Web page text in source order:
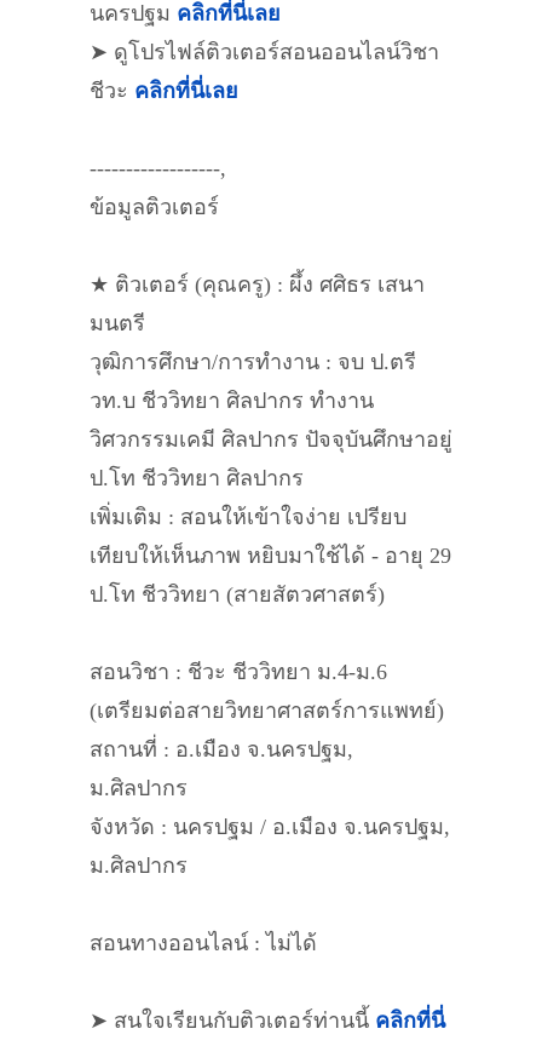
นครปฐม คลิกที่นี่เลย
➤ ดูโปรไฟล์ติวเตอร์สอนออนไลน์วิชา
ชีวะ คลิกที่นี่เลย
------------------,
ข้อมูลติวเตอร์
★ ติวเตอร์ (คุณครู) : ผึ้ง ศศิธร เสนา
มนตรี
วุฒิการศึกษา/การทำงาน : จบ ป.ตรี
วท.บ ชีววิทยา ศิลปากร ทำงาน
วิศวกรรมเคมี ศิลปากร ปัจจุบันศึกษาอยู่
ป.โท ชีววิทยา ศิลปากร
เพิ่มเติม : สอนให้เข้าใจง่าย เปรียบ
เทียบให้เห็นภาพ หยิบมาใช้ได้ - อายุ 29
ป.โท ชีววิทยา (สายสัตวศาสตร์)
สอนวิชา : ชีวะ ชีววิทยา ม.4-ม.6
(เตรียมต่อสายวิทยาศาสตร์การแพทย์)
สถานที่ : อ.เมือง จ.นครปฐม,
ม.ศิลปากร
จังหวัด : นครปฐม / อ.เมือง จ.นครปฐม,
ม.ศิลปากร
สอนทางออนไลน์ : ไม่ได้
➤ สนใจเรียนกับติวเตอร์ท่านนี้ คลิกที่นี่